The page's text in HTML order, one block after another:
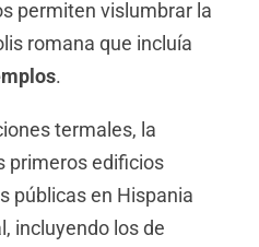
permiten vislumbrar la
romana que incluía
.
termales, la
primeros edificios
públicas en Hispania
incluyendo los de